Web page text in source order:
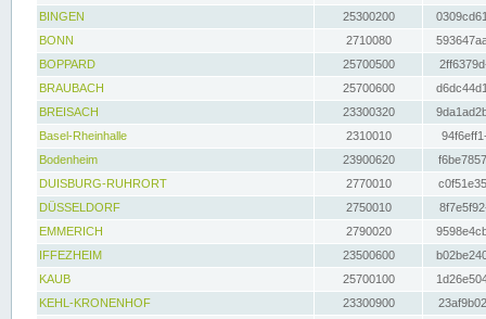
BINGEN
25300200
BONN
2710080
BOPPARD
25700500
BRAUBACH
25700600
BREISACH
23300320
Basel-Rheinhalle
2310010
Bodenheim
23900620
DUISBURG-RUHRORT
2770010
DÜSSELDORF
2750010
EMMERICH
2790020
IFFEZHEIM
23500600
KAUB
25700100
KEHL-KRONENHOF
23300900